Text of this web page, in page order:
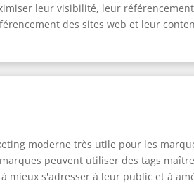
leur visibilité, leur
des sites web et leur
moderne très utile pour les
peuvent utiliser des tags
mieux s'adresser à leur public et à